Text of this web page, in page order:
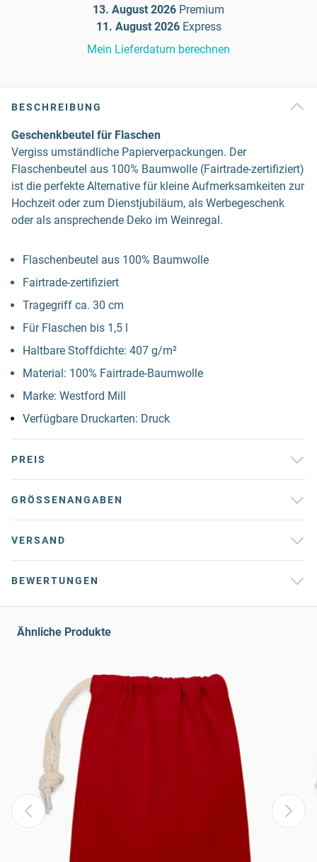
13. August 2026 Premium
11. August 2026 Express
Mein Lieferdatum berechnen
BESCHREIBUNG
Geschenkbeutel für Flaschen
Vergiss umständliche Papierverpackungen. Der
Flaschenbeutel aus 100% Baumwolle (Fairtrade-zertifiziert)
ist die perfekte Alternative für kleine Aufmerksamkeiten zur
Hochzeit oder zum Dienstjubiläum, als Werbegeschenk
oder als ansprechende Deko im Weinregal.
Flaschenbeutel aus 100% Baumwolle
Fairtrade-zertifiziert
Tragegriff ca. 30 cm
Für Flaschen bis 1,5 l
Haltbare Stoffdichte: 407 g/m²
Material: 100% Fairtrade-Baumwolle
Marke: Westford Mill
Verfügbare Druckarten: Druck
PREIS
GRÖSSENANGABEN
VERSAND
BEWERTUNGEN
Ähnliche Produkte